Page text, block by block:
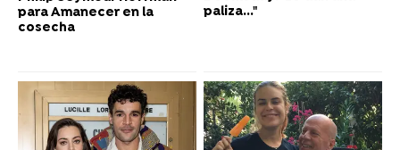
para Amanecer en la
cosecha
paliza..."